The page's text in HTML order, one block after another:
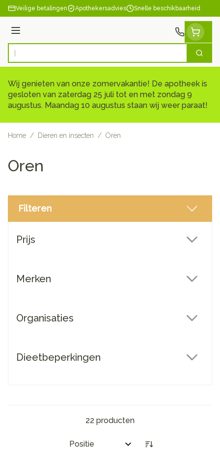
Ga naar de inhoud
Veilige betalingen Apothekersadvies Snelle beschikbaarheid
Menu
Product, merk, categorie... Zoek
Wij genieten van onze zomervakantie! De apotheek is
gesloten van zaterdag 25 juli tot en met zondag 9
augustus. Maandag 10 augustus staan wij weer paraat!
Home / Dieren en insecten / Oren
Oren
Filteren
Prijs
Merken
Organisaties
Dieetbeperkingen
22 producten
Sorteer op: